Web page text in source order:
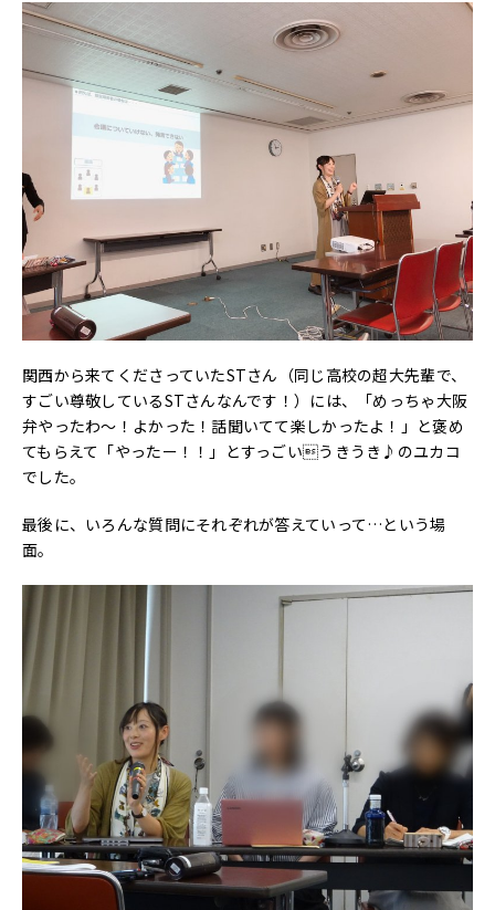
関西から来てくださっていたSTさん（同じ高校の超大先輩で、
すごい尊敬しているSTさんなんです！）には、「めっちゃ大阪
弁やったわ〜！よかった！話聞いてて楽しかったよ！」と褒め
てもらえて「やったー！！」とすっごいうきうき♪のユカコ
でした。
最後に、いろんな質問にそれぞれが答えていって…という場
面。